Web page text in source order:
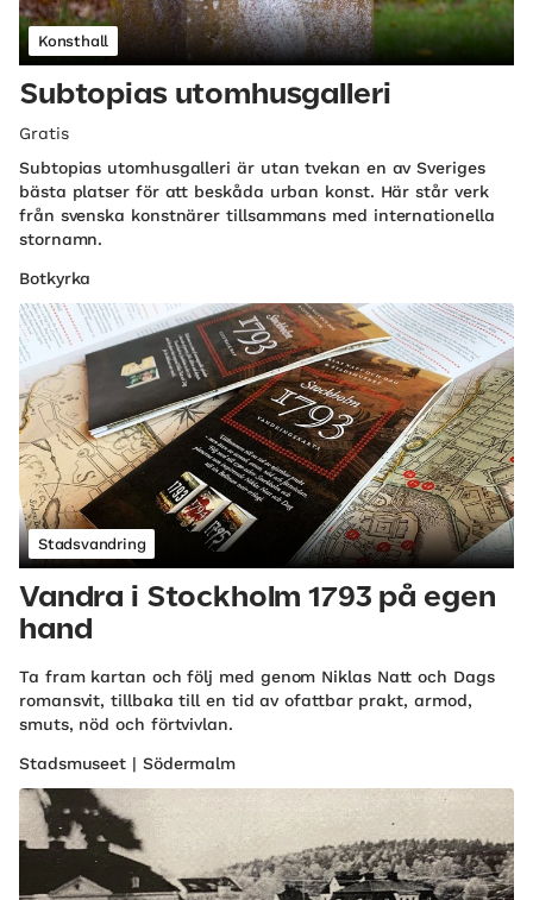
Konsthall
Subtopias utomhusgalleri
Gratis
Subtopias utomhusgalleri är utan tvekan en av Sveriges
bästa platser för att beskåda urban konst. Här står verk
från svenska konstnärer tillsammans med internationella
stornamn.
Botkyrka
Stadsvandring
Vandra i Stockholm 1793 på egen
hand
Ta fram kartan och följ med genom Niklas Natt och Dags
romansvit, tillbaka till en tid av ofattbar prakt, armod,
smuts, nöd och förtvivlan.
Stadsmuseet | Södermalm